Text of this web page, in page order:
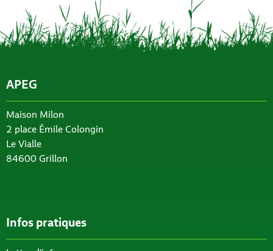
APEG
Maison Milon
2 place Émile Colongin
Le Vialle
84600 Grillon
Infos pratiques